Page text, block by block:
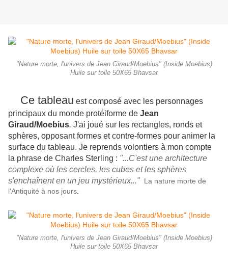
"Nature morte, l'univers de Jean Giraud/Moebius" (Inside Moebius)
Huile sur toile 50X65 Bhavsar
Ce tableau est composé avec les personnages
principaux du monde protéiforme de Jean
Giraud/Moebius. J'ai joué sur les rectangles, ronds et
sphères, opposant formes et contre-formes pour animer la
surface du tableau. Je reprends volontiers à mon compte
la phrase de Charles Sterling : "...C'est une architecture
complexe où les cercles, les cubes et les sphères
s'enchaînent en un jeu mystérieux..." La nature morte de
l'Antiquité à nos jours
"Nature morte, l'univers de Jean Giraud/Moebius" (Inside Moebius)
Huile sur toile 50X65 Bhavsar